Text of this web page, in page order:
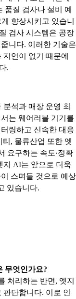
품질 검사나 설비 예
향상시키고 있습니
검사 시스템은 공장
니다. 이러한 기술은
연이 없기 때문에
.
석과 매장 운영 최
는 웨어러블 기기를
링하고 신속한 대응
, 물류산업 또한 엣
요구하는 속도·정확
지 AI는 앞으로 더욱
스며들 것으로 예상
있습니다.
무엇인가요?
처리하는 반면, 엣지
단합니다. 이로 인